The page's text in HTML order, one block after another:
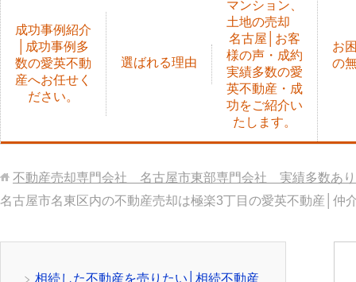
成功事例紹介
│成功事例多
数の愛英不動
産へお任せく
ださい。
選ばれる理由
マンション、
土地の売却
名古屋│お客
様の声・成約
実績多数の愛
英不動産・成
功をご紹介い
たします。
お
の
不動産売却専門会社 名古屋市東部専門会社 実績多数あ
名古屋市名東区内の不動産売却は極楽3丁目の愛英不動産│仲
相続した不動産を売りたい│相続不動産